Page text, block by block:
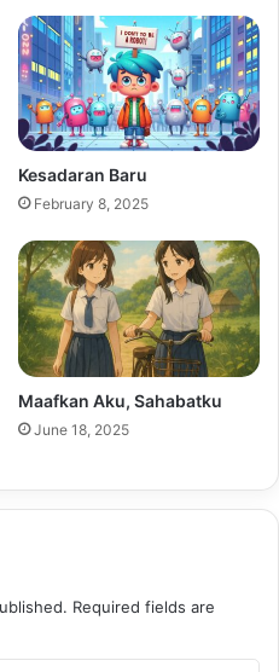
Kesadaran Baru
February 8, 2025
Maafkan Aku, Sahabatku
June 18, 2025
Required fields are